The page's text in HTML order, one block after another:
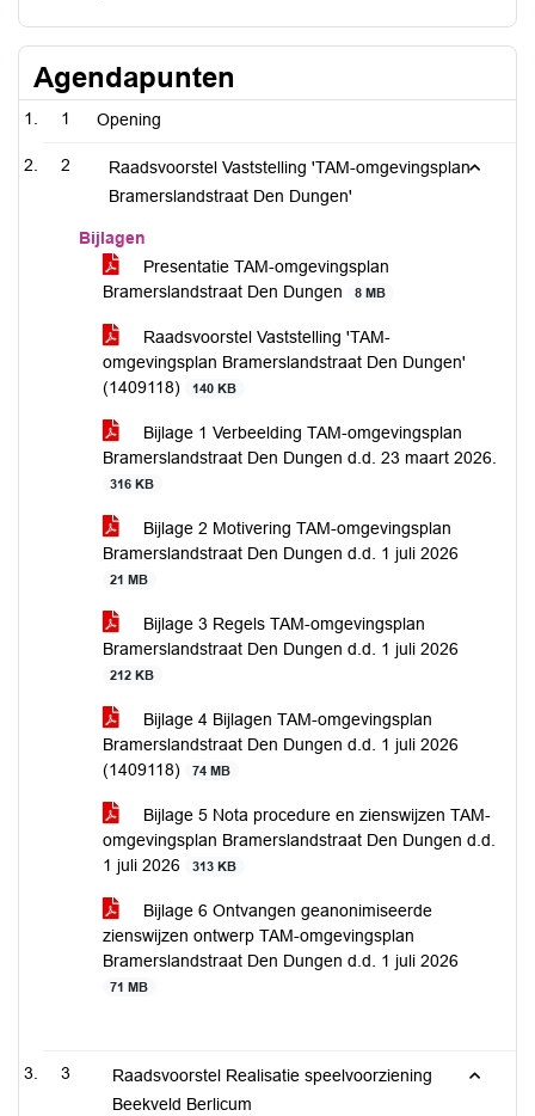
Agendapunten
1 Opening
2
Raadsvoorstel Vaststelling 'TAM-omgevingsplan
Bramerslandstraat Den Dungen'
Bijlagen
Presentatie TAM-omgevingsplan
Bramerslandstraat Den Dungen
8 MB
Raadsvoorstel Vaststelling 'TAM-
omgevingsplan Bramerslandstraat Den Dungen'
(1409118)
140 KB
Bijlage 1 Verbeelding TAM-omgevingsplan
Bramerslandstraat Den Dungen d.d. 23 maart 2026.
316 KB
Bijlage 2 Motivering TAM-omgevingsplan
Bramerslandstraat Den Dungen d.d. 1 juli 2026
21 MB
Bijlage 3 Regels TAM-omgevingsplan
Bramerslandstraat Den Dungen d.d. 1 juli 2026
212 KB
Bijlage 4 Bijlagen TAM-omgevingsplan
Bramerslandstraat Den Dungen d.d. 1 juli 2026
(1409118)
74 MB
Bijlage 5 Nota procedure en zienswijzen TAM-
omgevingsplan Bramerslandstraat Den Dungen d.d.
1 juli 2026
313 KB
Bijlage 6 Ontvangen geanonimiseerde
zienswijzen ontwerp TAM-omgevingsplan
Bramerslandstraat Den Dungen d.d. 1 juli 2026
71 MB
3
Raadsvoorstel Realisatie speelvoorziening
Beekveld Berlicum